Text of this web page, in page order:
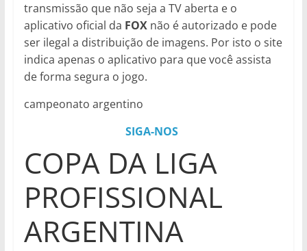
transmissão que não seja a TV aberta e o
aplicativo oficial da FOXnão é autorizado e pode
ser ilegal a distribuição de imagens. Por isto o site
indica apenas o aplicativo para que você assista
de forma segura o jogo.
campeonato argentino
SIGA-NOS
COPA DA LIGA
PROFISSIONAL
ARGENTINA